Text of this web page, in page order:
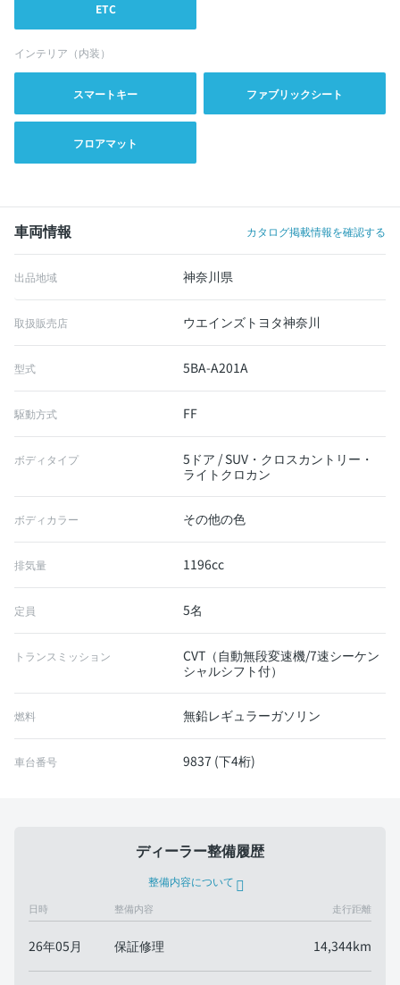
ETC
インテリア（内装）
スマートキー ファブリックシート
フロアマット
車両情報 カタログ掲載情報を確認する
出品地域 神奈川県
取扱販売店 ウエインズトヨタ神奈川
型式 5BA-A201A
駆動方式 FF
ボディタイプ
5ドア / SUV・クロスカントリー・
ライトクロカン
ボディカラー その他の色
排気量 1196cc
定員 5名
トランスミッション
CVT（自動無段変速機/7速シーケン
シャルシフト付）
燃料 無鉛レギュラーガソリン
車台番号 9837 (下4桁)
ディーラー整備履歴
整備内容について
日時 整備内容 走行距離
26年05月 保証修理 14,344km